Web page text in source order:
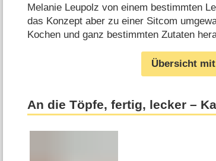
Melanie Leupolz von einem bestimmten
das Konzept aber zu einer Sitcom
Kochen und ganz bestimmten Zutaten
Übersicht
An die Töpfe, fertig, lecker –